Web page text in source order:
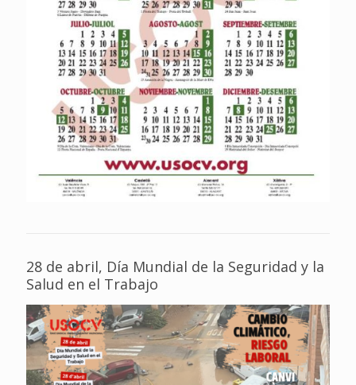
28 de abril, Día Mundial de la Seguridad y la
Salud en el Trabajo